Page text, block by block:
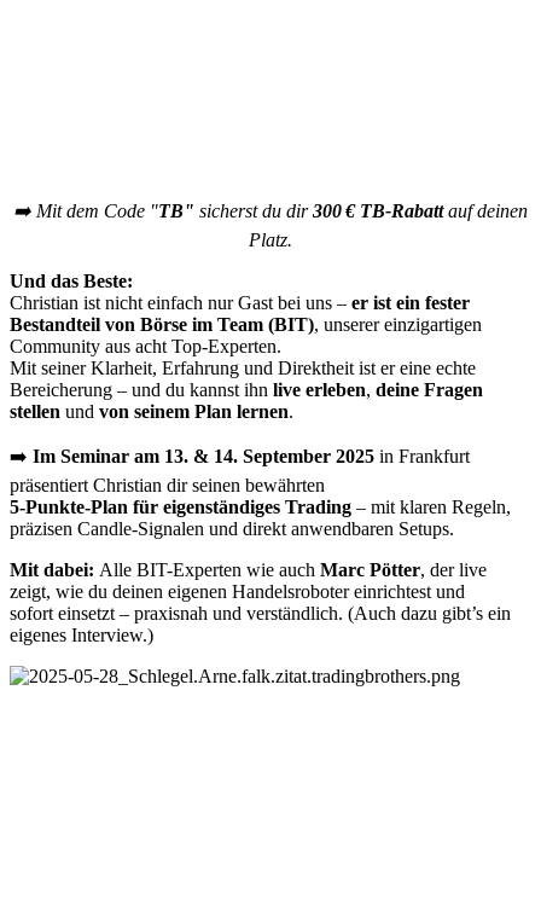
➡️ Mit dem Code "TB" sicherst du dir300 € TB-Rabattauf deinen
Platz.
Und das Beste:
Christian ist nicht einfach nur Gast bei uns – er ist ein fester
Bestandteil von Börse im Team (BIT), unserer einzigartigen
Community aus acht Top-Experten.
Mit seiner Klarheit, Erfahrung und Direktheit ist er eine echte
Bereicherung – und du kannst ihn live erleben, deine Fragen
stellen und von seinem Plan lernen.
➡️ Im Seminar am 13. & 14. September 2025 in Frankfurt
präsentiert Christian dir seinen bewährten
5-Punkte-Plan für eigenständiges Trading – mit klaren Regeln,
präzisen Candle-Signalen und direkt anwendbaren Setups.
Mit dabei: Alle BIT-Experten wie auch Marc Pötter, der live
zeigt, wie du deinen eigenen Handelsroboter einrichtest und
sofort einsetzt – praxisnah und verständlich. (Auch dazu gibt’s ein
eigenes Interview.)